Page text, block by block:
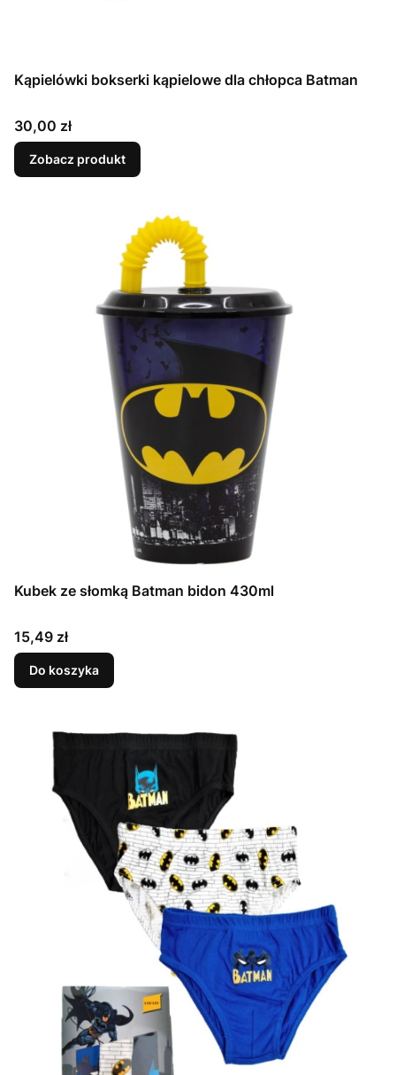
Kąpielówki bokserki kąpielowe dla chłopca Batman
Cena
30,00 zł
Zobacz produkt
Kubek ze słomką Batman bidon 430ml
Cena
15,49 zł
Do koszyka